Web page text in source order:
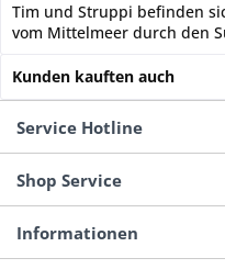
Tim und Struppi befinden
vom Mittelmeer durch den
Kunden kauften auch
Service Hotline
Shop Service
Informationen